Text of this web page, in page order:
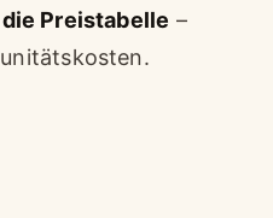
Preistabelle –